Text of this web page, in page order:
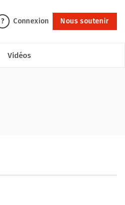
? Connexion Nous soutenir
Vidéos